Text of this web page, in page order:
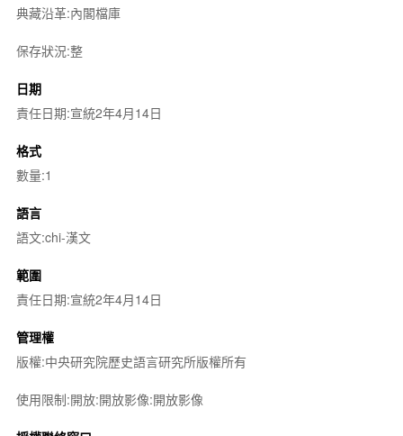
典藏沿革:內閣檔庫
保存狀況:整
日期
責任日期:宣統2年4月14日
格式
數量:1
語言
語文:chi-漢文
範圍
責任日期:宣統2年4月14日
管理權
版權:中央研究院歷史語言研究所版權所有
使用限制:開放:開放影像:開放影像